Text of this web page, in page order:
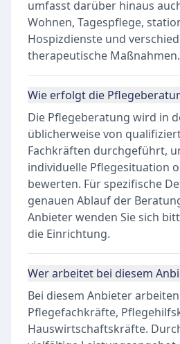
umfasst darüber hinaus
Wohnen, Tagespflege,
Hospizdienste und
therapeutische Maßnahmen.
Wie erfolgt die
Die Pflegeberatung wird in
üblicherweise von
Fachkräften durchgeführt,
individuelle Pflegesituation
bewerten. Für spezifische
genauen Ablauf der
Anbieter wenden Sie sich
die Einrichtung.
Wer arbeitet bei diesem
Bei diesem Anbieter
Pflegefachkräfte,
Hauswirtschaftskräfte.